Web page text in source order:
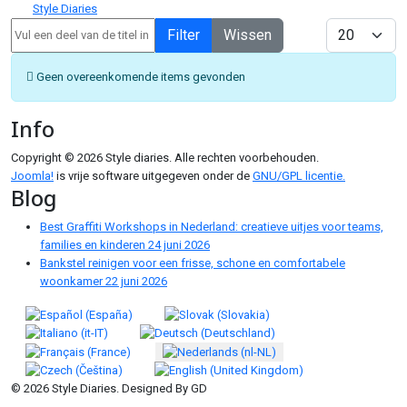
Style Diaries
Filter Wissen
Toon #
Informatie
Geen overeenkomende items gevonden
Info
Copyright © 2026 Style diaries. Alle rechten voorbehouden.
Joomla! is vrije software uitgegeven onder de GNU/GPL licentie.
Blog
Best Graffiti Workshops in Nederland: creatieve uitjes voor teams,
families en kinderen 24 juni 2026
Bankstel reinigen voor een frisse, schone en comfortabele
woonkamer22 juni 2026
Selecteer de taal
© 2026 Style Diaries. Designed By GD